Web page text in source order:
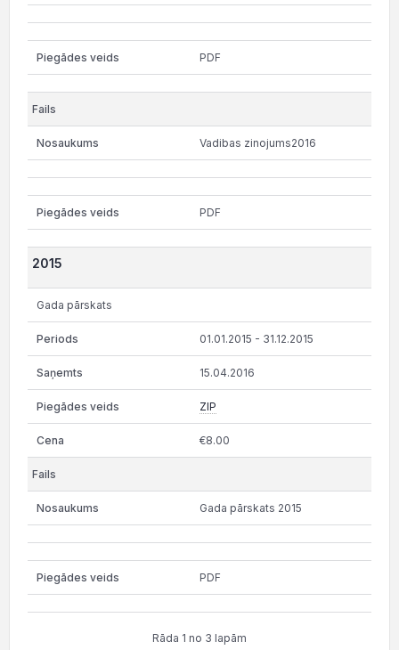
PDF
Vadibas zinojums2016
PDF
2015
Gada pārskats
01.01.2015 - 31.12.2015
15.04.2016
ZIP
€8.00
Gada pārskats 2015
PDF
Rāda 1 no 3 lapām